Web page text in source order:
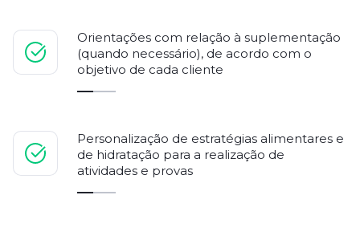
Orientações com relação à suplementação
(quando necessário), de acordo com o
objetivo de cada cliente
Personalização de estratégias alimentares e
de hidratação para a realização de
atividades e provas